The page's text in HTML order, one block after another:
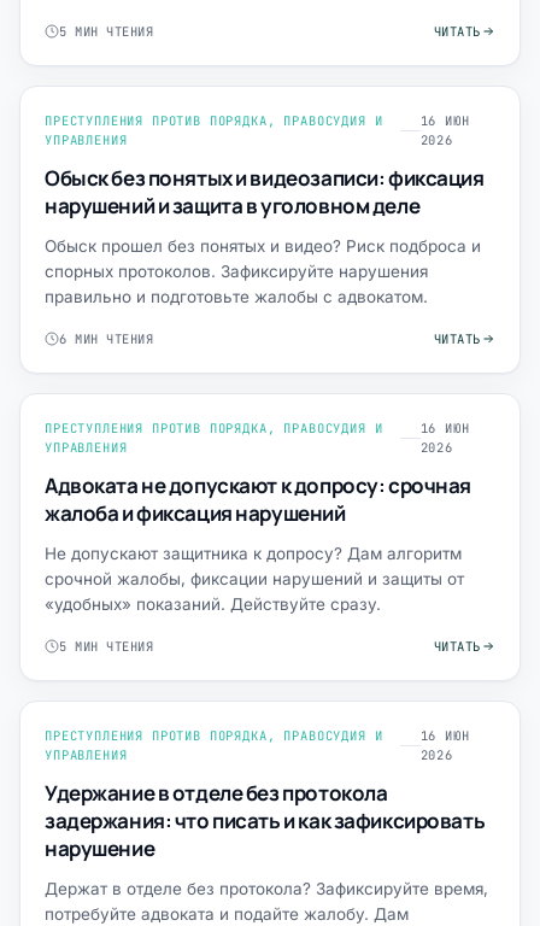
5 МИН ЧТЕНИЯ ЧИТАТЬ
ПРЕСТУПЛЕНИЯ ПРОТИВ ПОРЯДКА, ПРАВОСУДИЯ И
УПРАВЛЕНИЯ
16 ИЮН
2026
Обыск без понятых и видеозаписи: фиксация
нарушений и защита в уголовном деле
Обыск прошел без понятых и видео? Риск подброса и
спорных протоколов. Зафиксируйте нарушения
правильно и подготовьте жалобы с адвокатом.
6 МИН ЧТЕНИЯ ЧИТАТЬ
ПРЕСТУПЛЕНИЯ ПРОТИВ ПОРЯДКА, ПРАВОСУДИЯ И
УПРАВЛЕНИЯ
16 ИЮН
2026
Адвоката не допускают к допросу: срочная
жалоба и фиксация нарушений
Не допускают защитника к допросу? Дам алгоритм
срочной жалобы, фиксации нарушений и защиты от
«удобных» показаний. Действуйте сразу.
5 МИН ЧТЕНИЯ ЧИТАТЬ
ПРЕСТУПЛЕНИЯ ПРОТИВ ПОРЯДКА, ПРАВОСУДИЯ И
УПРАВЛЕНИЯ
16 ИЮН
2026
Удержание в отделе без протокола
задержания: что писать и как зафиксировать
нарушение
Держат в отделе без протокола? Зафиксируйте время,
потребуйте адвоката и подайте жалобу. Дам